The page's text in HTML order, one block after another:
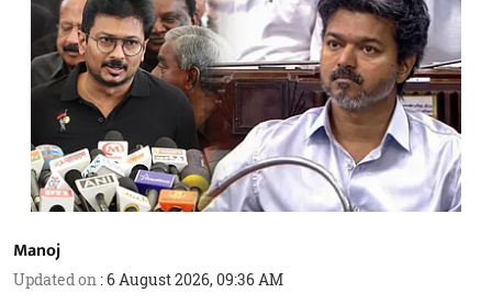
Manoj
Updated on :6 August 2026, 09:36 AM